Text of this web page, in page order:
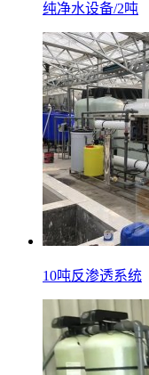
纯净水设备/2吨
10吨反渗透系统